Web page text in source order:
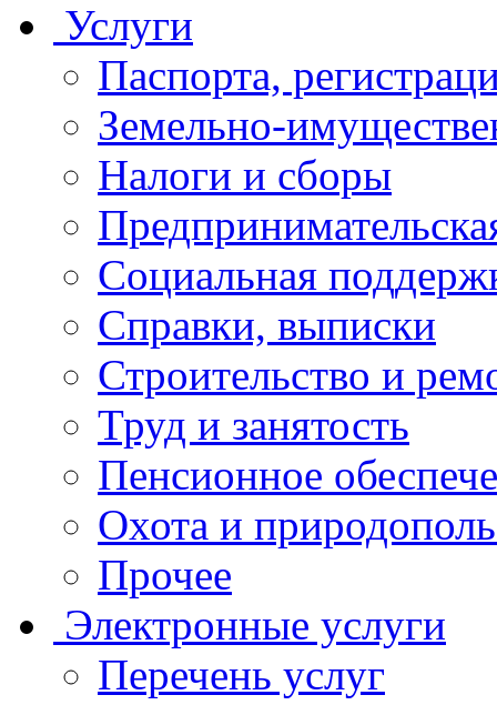
Услуги
Паспорта,
Земельно-
Налоги и сборы
Социальная
Справки, выписки
Строительство и
Труд и занятость
Пенсионное
Охота и
Прочее
Электронные услуги
Перечень услуг